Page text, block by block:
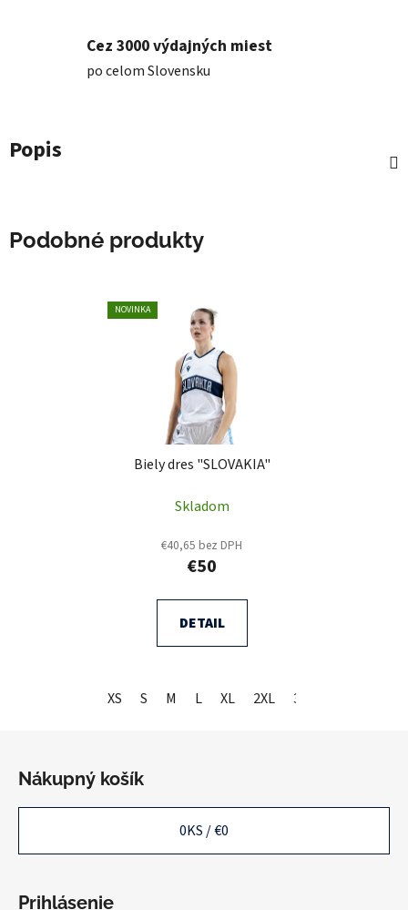
Cez 3000 výdajných miest
po celom Slovensku
Popis
Podobné produkty
NOVINKA
Biely dres "SLOVAKIA"
Skladom
€40,65 bez DPH
€50
DETAIL
XS S M L XL 2XL 3XL
Nákupný košík
0KS /€0
Prihlásenie